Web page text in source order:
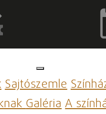
Sajtószemle
GalériaA